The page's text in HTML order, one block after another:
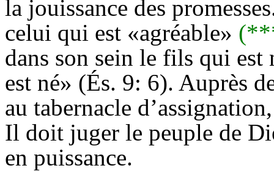
la jouissance des
celui qui est «agréable»
dans son sein le fils qui
est né» (És. 9: 6). Auprès
au tabernacle
Il doit juger le peuple de
en puissance.